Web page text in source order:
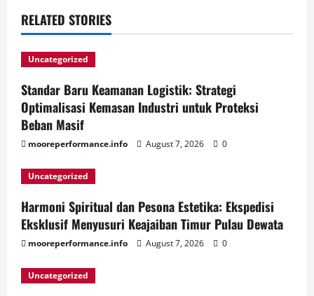
RELATED STORIES
Uncategorized
Standar Baru Keamanan Logistik: Strategi
Optimalisasi Kemasan Industri untuk Proteksi
Beban Masif
mooreperformance.info August 7, 2026 0
Uncategorized
Harmoni Spiritual dan Pesona Estetika: Ekspedisi
Eksklusif Menyusuri Keajaiban Timur Pulau Dewata
mooreperformance.info August 7, 2026 0
Uncategorized